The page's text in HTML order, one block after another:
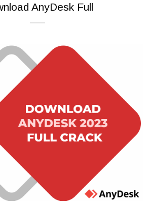
AnyDesk Full